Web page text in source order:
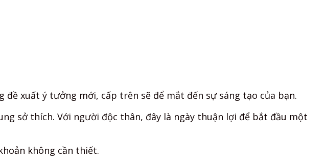
xuất ý tưởng mới, cấp trên sẽ để mắt đến sự sáng tạo của bạn.
sở thích. Với người độc thân, đây là ngày thuận lợi để bắt đầu một
không cần thiết.